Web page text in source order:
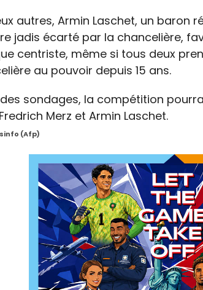
autres, Armin Laschet, un baron
jadis écarté par la chancelière,
centriste, même si tous deux
au pouvoir depuis 15 ans.
sondages, la compétition
Merz et Armin Laschet.
(afp)